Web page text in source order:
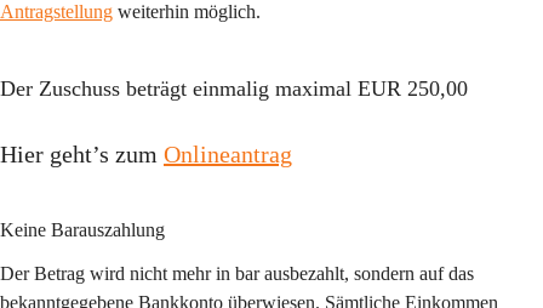
Antragstellung weiterhin möglich.
Der Zuschuss beträgt einmalig maximal EUR 250,00
Hier geht’s zum Onlineantrag
Keine Barauszahlung
Der Betrag wird nicht mehr in bar ausbezahlt, sondern auf das
bekanntgegebene Bankkonto überwiesen. Sämtliche Einkommen